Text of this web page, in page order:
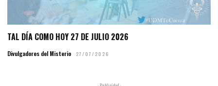
TAL DÍA COMO HOY 27 DE JULIO 2026
Divulgadores del Misterio 27/07/2026